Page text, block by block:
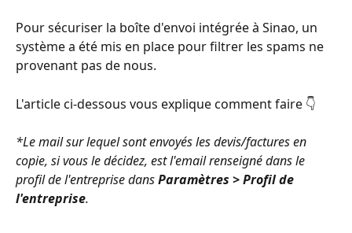
Pour sécuriser la boîte d'envoi intégrée à Sinao, un
système a été mis en place pour filtrer les spams ne
provenant pas de nous.
L'article ci-dessous vous explique comment faire 👇
*Le mail sur lequel sont envoyés les devis/factures en
copie, si vous le décidez, est l'email renseigné dans le
profil de l'entreprise dans Paramètres > Profil de
l'entreprise.